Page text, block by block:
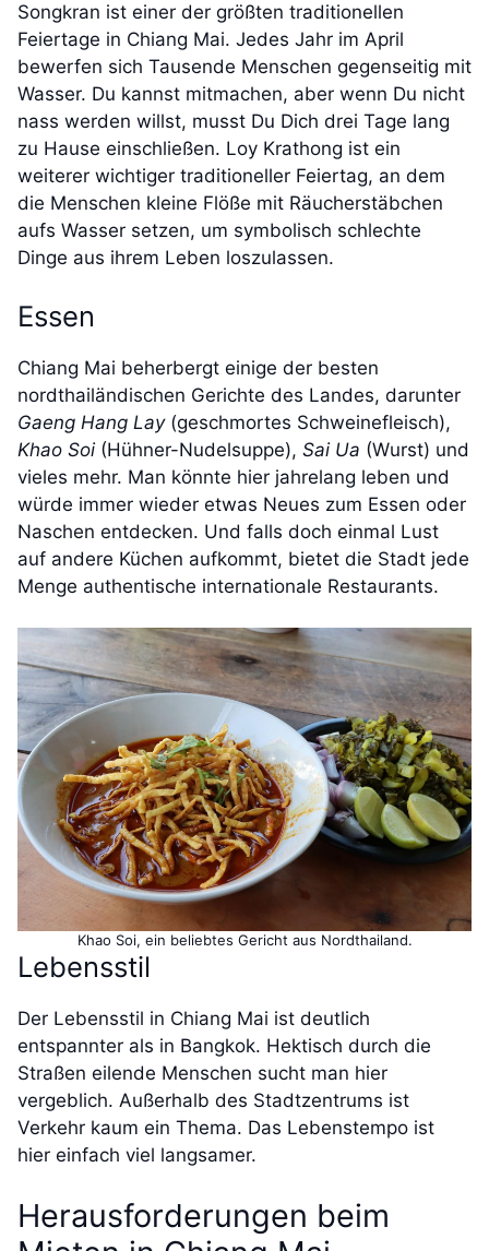
Songkran ist einer der größten traditionellen
Feiertage in Chiang Mai. Jedes Jahr im April
bewerfen sich Tausende Menschen gegenseitig mit
Wasser. Du kannst mitmachen, aber wenn Du nicht
nass werden willst, musst Du Dich drei Tage lang
zu Hause einschließen. Loy Krathong ist ein
weiterer wichtiger traditioneller Feiertag, an dem
die Menschen kleine Flöße mit Räucherstäbchen
aufs Wasser setzen, um symbolisch schlechte
Dinge aus ihrem Leben loszulassen.
Essen
Chiang Mai beherbergt einige der besten
nordthailändischen Gerichte des Landes, darunter
Gaeng Hang Lay (geschmortes Schweinefleisch),
Khao Soi (Hühner-Nudelsuppe), Sai Ua (Wurst) und
vieles mehr. Man könnte hier jahrelang leben und
würde immer wieder etwas Neues zum Essen oder
Naschen entdecken. Und falls doch einmal Lust
auf andere Küchen aufkommt, bietet die Stadt jede
Menge authentische internationale Restaurants.
Khao Soi, ein beliebtes Gericht aus Nordthailand.
Lebensstil
Der Lebensstil in Chiang Mai ist deutlich
entspannter als in Bangkok. Hektisch durch die
Straßen eilende Menschen sucht man hier
vergeblich. Außerhalb des Stadtzentrums ist
Verkehr kaum ein Thema. Das Lebenstempo ist
hier einfach viel langsamer.
Herausforderungen beim